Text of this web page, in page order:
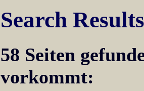
Search Results
58 Seiten
vorkommt: